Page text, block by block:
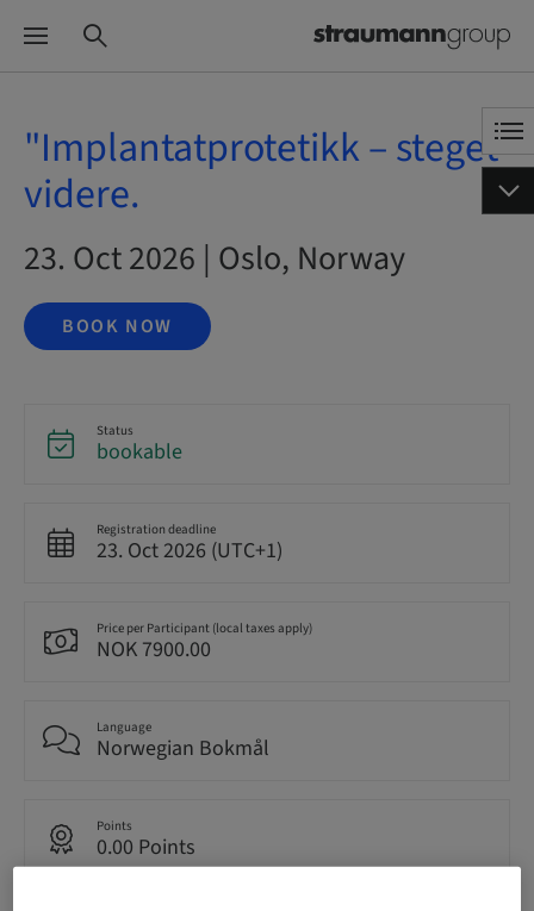
"Implantatprotetikk – steget
videre.
23. Oct 2026 | Oslo, Norway
BOOK NOW
Status
bookable
Registration deadline
23. Oct 2026 (UTC+1)
Price per Participant (local taxes apply)
NOK 7900.00
Language
Norwegian Bokmål
Points
0.00 Points